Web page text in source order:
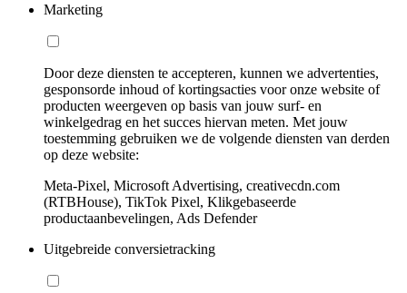
Marketing
Door deze diensten te accepteren, kunnen we advertenties,
gesponsorde inhoud of kortingsacties voor onze website of
producten weergeven op basis van jouw surf- en
winkelgedrag en het succes hiervan meten. Met jouw
toestemming gebruiken we de volgende diensten van derden
op deze website:
Meta-Pixel, Microsoft Advertising, creativecdn.com
(RTBHouse), TikTok Pixel, Klikgebaseerde
productaanbevelingen, Ads Defender
Uitgebreide conversietracking